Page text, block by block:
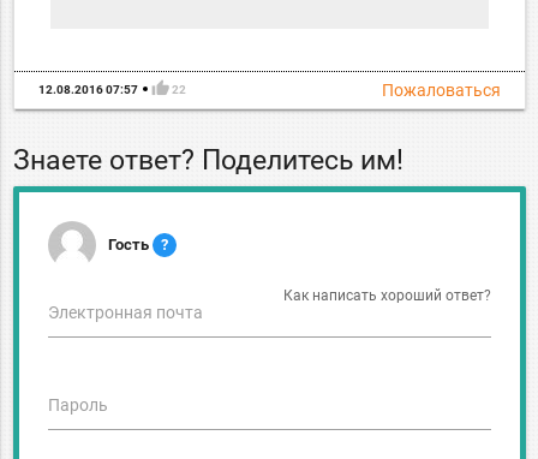
Пожаловаться
12.08.2016 07:57 thumb_up 22
Знаете ответ? Поделитесь им!
Гость ?
Как написать хороший ответ?
Электронная почта
Пароль